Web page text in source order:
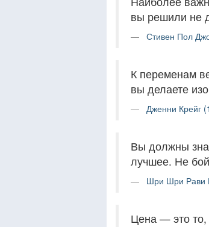
вы решили не
Стивен Пол
К переменам
вы делаете
Дженни Крейг
Вы должны
лучшее. Не
Шри Шри Рави
Цена — это то,